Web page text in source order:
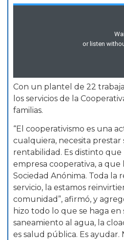
Con un plantel de 22
los servicios de la
familias.
“El cooperativismo es una
cualquiera, necesita prestar
rentabilidad. Es distinto que
empresa cooperativa, a que
Sociedad Anónima. Toda la
servicio, la estamos
comunidad”, afirmó, y
hizo todo lo que se haga en
saneamiento al agua, la
es salud pública. Es ayudar.